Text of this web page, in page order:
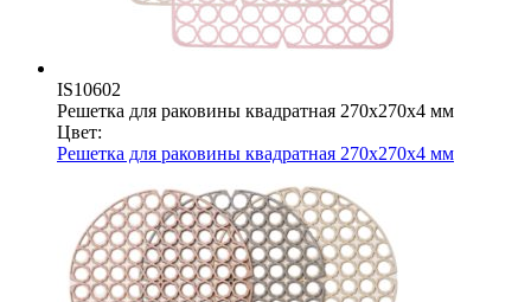
IS10602
Решетка для раковины квадратная 270x270x4 мм
Цвет:
Решетка для раковины квадратная 270x270x4 мм